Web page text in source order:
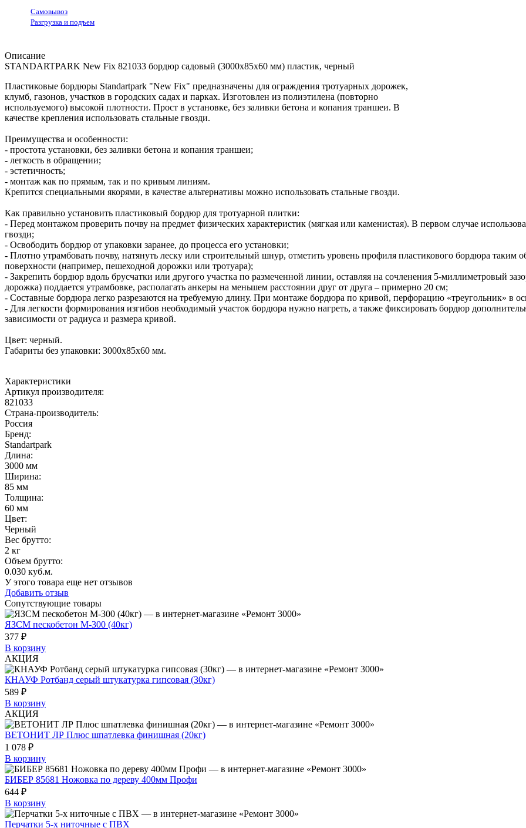
Самовывоз
Разгрузка и подъем
Описание
STANDARTPARK New Fix 821033 бордюр садовый (3000х85х60 мм) пластик, черный
Пластиковые бордюры Standartpark "New Fix" предназначены для ограждения тротуарных дорожек,
клумб, газонов, участков в городских садах и парках. Изготовлен из полиэтилена (повторно
используемого) высокой плотности. Прост в установке, без заливки бетона и копания траншеи. В
качестве крепления использовать стальные гвозди.
Преимущества и особенности:
- простота установки, без заливки бетона и копания траншеи;
- легкость в обращении;
- эстетичность;
- монтаж как по прямым, так и по кривым линиям.
Крепится специальными якорями, в качестве альтернативы можно использовать стальные гвозди.
Как правильно установить пластиковый бордюр для тротуарной плитки:
- Перед монтажом проверить почву на предмет физических характеристик (мягкая или каменистая). В первом случае
гвозди;
- Освободить бордюр от упаковки заранее, до процесса его установки;
- Плотно утрамбовать почву, натянуть леску или строительный шнур, отметить уровень профиля пластикового бордюра
поверхности (например, пешеходной дорожки или тротуара);
- Закрепить бордюр вдоль брусчатки или другого участка по размеченной линии, оставляя на сочленения 5-миллиметровый
дорожка) поддается утрамбовке, располагать анкеры на меньшем расстоянии друг от друга – примерно 20 см;
- Составные бордюра легко разрезаются на требуемую длину. При монтаже бордюра по кривой, перфорацию «треугольник» в
- Для легкости формирования изгибов необходимый участок бордюра нужно нагреть, а также фиксировать бордюр
зависимости от радиуса и размера кривой.
Цвет: черный.
Габариты без упаковки: 3000х85х60 мм.
Характеристики
Артикул производителя:
821033
Страна-производитель:
Россия
Бренд:
Standartpark
Длина:
3000 мм
Ширина:
85 мм
Толщина:
60 мм
Цвет:
Черный
Вес брутто:
2 кг
Объем брутто:
0.030 куб.м.
У этого товара еще нет отзывов
Добавить отзыв
Сопутствующие товары
ЯЗСМ пескобетон М-300 (40кг)
377 ₽
В корзину
АКЦИЯ
КНАУФ Ротбанд серый штукатурка гипсовая (30кг)
589 ₽
В корзину
АКЦИЯ
ВЕТОНИТ ЛР Плюс шпатлевка финишная (20кг)
1 078 ₽
В корзину
БИБЕР 85681 Ножовка по дереву 400мм Профи
644 ₽
В корзину
Перчатки 5-х ниточные с ПВХ